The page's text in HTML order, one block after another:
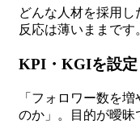
どんな人材を採用し
反応は薄いままです
KPI・KGIを設定
「フォロワー数を
のか」。目的が曖昧